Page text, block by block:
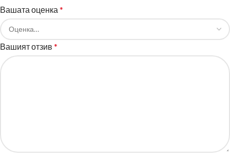
Вашата оценка *
Вашият отзив *